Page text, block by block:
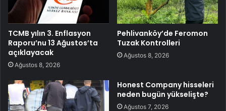
TCMB yılın 3. Enflasyon
Raporu’nu 13 Ağustos’ta
açıklayacak
Ağustos 8, 2026
Pehlivanköy’de Feromon
Tuzak Kontrolleri
Ağustos 8, 2026
Honest Company hisseleri
neden bugün yükselişte?
Ağustos 7, 2026